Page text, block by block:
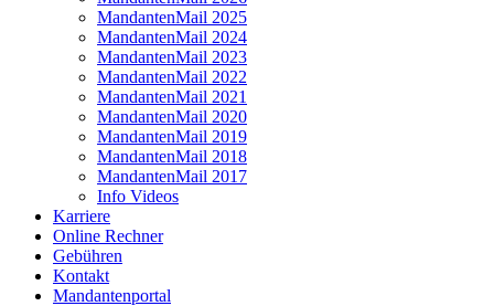
MandantenMail 2025
MandantenMail 2024
MandantenMail 2023
MandantenMail 2022
MandantenMail 2021
MandantenMail 2020
MandantenMail 2019
MandantenMail 2018
MandantenMail 2017
Info Videos
Karriere
Online Rechner
Gebühren
Kontakt
Mandantenportal